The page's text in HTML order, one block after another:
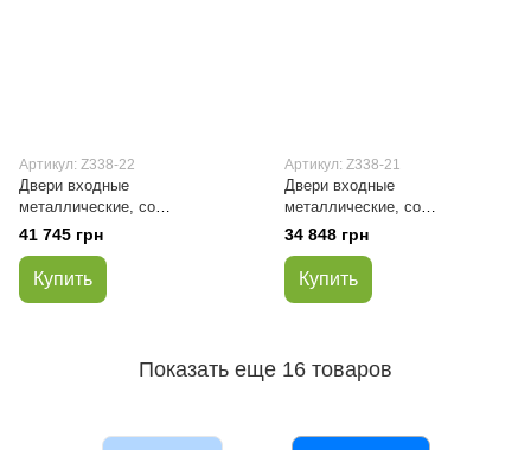
Артикул: Z338-22
Двери входные
металлические, со
стеклопакетом и ковкой
41 745 грн
Купить
Артикул: Z338-21
Двери входные
металлические, со
стеклопакетом и ковкой
34 848 грн
Купить
Показать еще 16 товаров